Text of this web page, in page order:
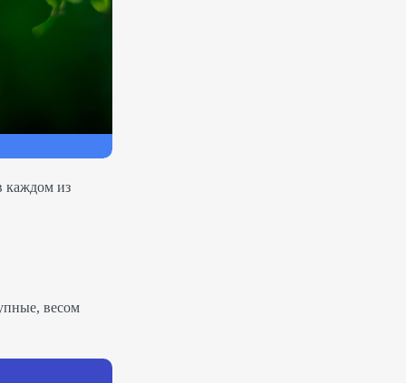
каждом из
весом